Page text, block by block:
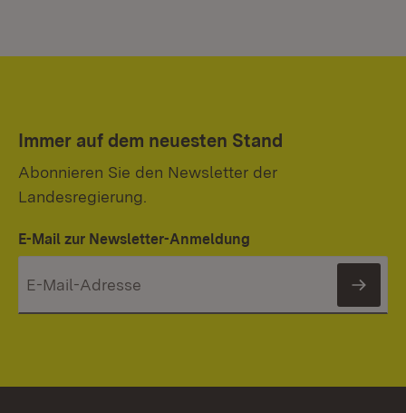
Immer auf dem neuesten Stand
Abonnieren Sie den Newsletter der
Landesregierung.
E-Mail zur Newsletter-Anmeldung